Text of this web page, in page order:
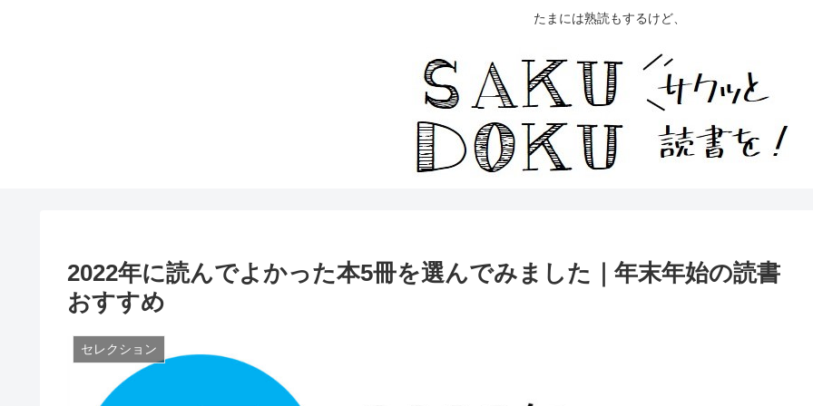
たまには熟読もするけど、
2022年に読んでよかった本5冊を選んでみました｜年末年始の読書
おすすめ
セレクション